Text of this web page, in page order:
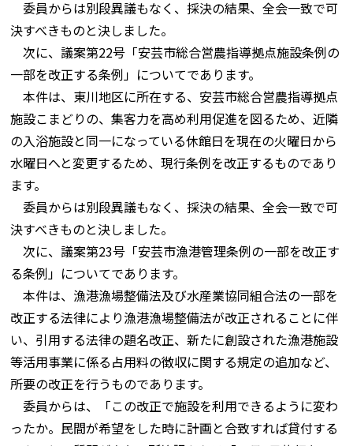
委員からは別段異議もなく、採決の結果、全会一致で可
決すべきものと決しました。
次に、議案第22号「安芸市総合営農指導拠点施設条例の
一部を改正する条例」についてであります。
本件は、東川地区に所在する、安芸市総合営農指導拠点
施設こまどりの、集客力を高め利用促進を図るため、近隣
の入浴施設と同一になっている休館日を現在の火曜日から
水曜日へと変更するため、現行条例を改正するものであり
ます。
委員からは別段異議もなく、採決の結果、全会一致で可
決すべきものと決しました。
次に、議案第23号「安芸市漁港管理条例の一部を改正す
る条例」についてであります。
本件は、漁港漁場整備法及び水産業協同組合法の一部を
改正する法律により漁港漁場整備法が改正されることに伴
い、引用する法律の題名改正、新たに創設された漁港施設
等活用事業に係る占用料の徴収に関する規定の追加など、
所要の改正を行うものであります。
委員からは、「この改正で施設を利用できるように変わ
ったか。民間が希望をした時に計画と合致すれば貸付する